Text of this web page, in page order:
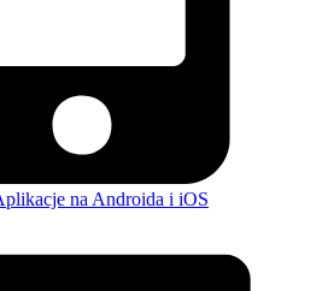
na Androida i iOS